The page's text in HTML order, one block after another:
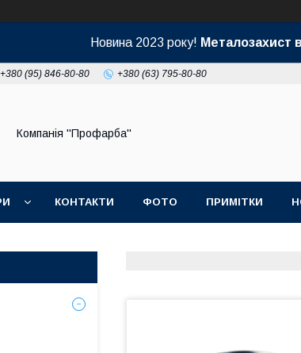
Новина 2023 року! Металозахист
+380 (95) 846-80-80 +380 (63) 795-80-80
Компанія ''Профарба''
КОНТАКТИ ФОТО ПРИМІТКИ